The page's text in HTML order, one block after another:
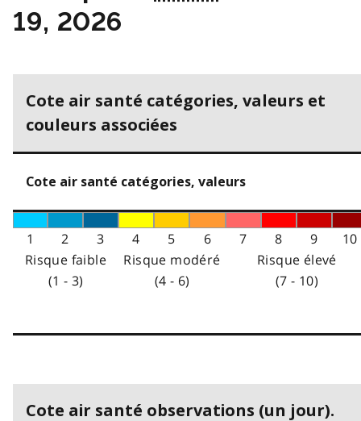
19, 2026
Cote air santé catégories, valeurs et
couleurs associées
Cote air santé catégories, valeurs
1 2 3 4 5 6 7 8 9
10
Risque faible
(1 - 3)
Risque modéré
(4 - 6)
Risque élevé
(7 - 10)
Cote air santé observations (un jour).